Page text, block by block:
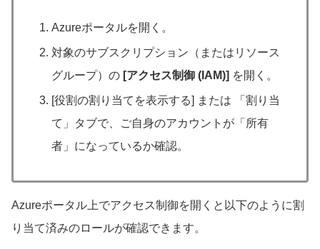
Azureポータルを開く。
対象のサブスクリプション（またはリソース
グループ）の [アクセス制御 (IAM)] を開く。
[役割の割り当てを表示する] または 「割り当
て」タブで、ご自身のアカウントが「所有
者」になっているか確認。
Azureポータル上でアクセス制御を開くと以下のように割
り当て済みのロールが確認できます。